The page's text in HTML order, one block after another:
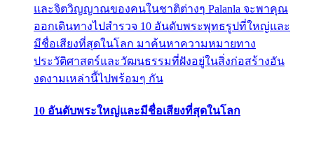
และจิตวิญญาณของคนในชาติต่างๆ Palanla จะพาคุณ
ออกเดินทางไปสำรวจ 10 อันดับพระพุทธรูปที่ใหญ่และ
มีชื่อเสียงที่สุดในโลก มาค้นหาความหมายทาง
ประวัติศาสตร์และวัฒนธรรมที่ฝังอยู่ในสิ่งก่อสร้างอัน
งดงามเหล่านี้ไปพร้อมๆ กัน
10 อันดับพระใหญ่และมีชื่อเสียงที่สุดในโลก